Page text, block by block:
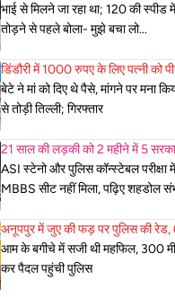
भाई से मिलने जा रहा था; 120 की स्पीड
तोड़ने से पहले बोला- मुझे बचा लो...
डिंडौरी में 1000 रुपए के लिए पत्नी को
बेटे ने मां को दिए थे पैसे, मांगने पर मना
से तोड़ी तिल्ली; गिरफ्तार
21 साल की लड़की को 2 महीने में 5
ASI स्टेनो और पुलिस कॉन्स्टेबल
MBBS सीट नहीं मिला, पढ़िए शहडोल
अनूपपुर में जुए की फड़ पर पुलिस की रेड,
आम के बगीचे में सजी थी महफिल, 300
कर पैदल पहुंची पुलिस